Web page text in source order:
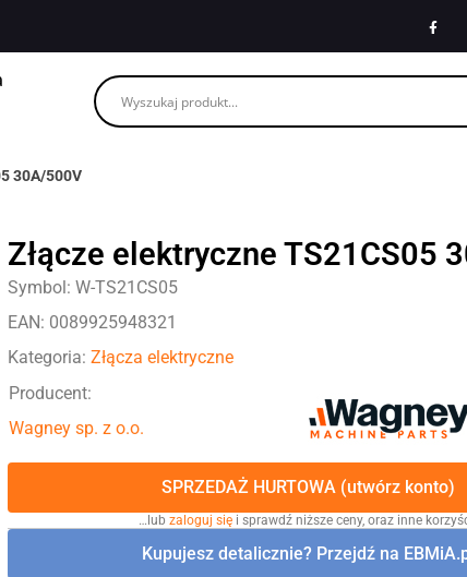
30A/500V
Złącze elektryczne TS21CS05
Symbol: W-TS21CS05
EAN: 0089925948321
Kategoria: Złącza elektryczne
Producent:
Wagney sp. z o.o.
SPRZEDAŻ HURTOWA (utwórz konto)
…lub zaloguj się i sprawdź niższe ceny, oraz inne
Kupujesz detalicznie? Przejdź na